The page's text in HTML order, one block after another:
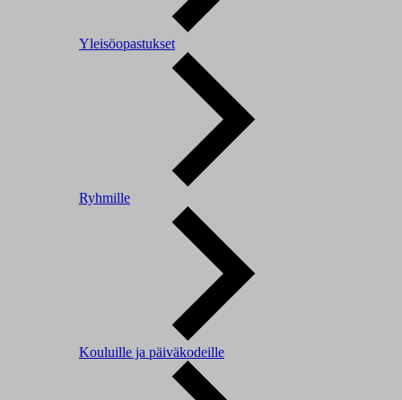
Yleisöopastukset
Ryhmille
Kouluille ja päiväkodeille